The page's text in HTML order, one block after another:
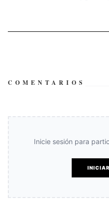
COMENTARIOS
Inicie sesión para